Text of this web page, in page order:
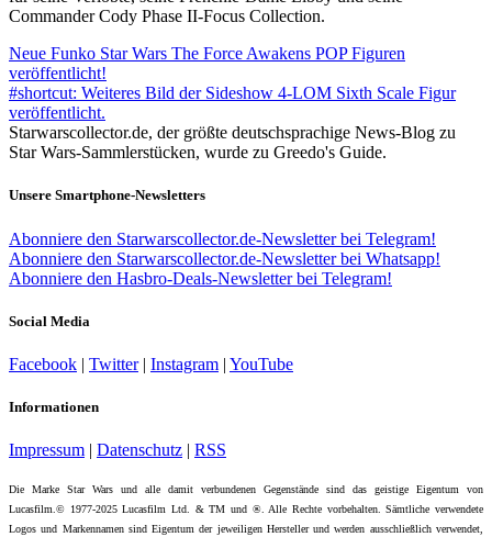
Commander Cody Phase II-Focus Collection.
Neue Funko Star Wars The Force Awakens POP Figuren
veröffentlicht!
#shortcut: Weiteres Bild der Sideshow 4-LOM Sixth Scale Figur
veröffentlicht.
Starwarscollector.de, der größte deutschsprachige News-Blog zu
Star Wars-Sammlerstücken, wurde zu Greedo's Guide.
Unsere Smartphone-Newsletters
Abonniere den Starwarscollector.de-Newsletter bei Telegram!
Abonniere den Starwarscollector.de-Newsletter bei Whatsapp!
Abonniere den Hasbro-Deals-Newsletter bei Telegram!
Social Media
Facebook | Twitter| Instagram | YouTube
Informationen
Impressum | Datenschutz | RSS
Die Marke Star Wars und alle damit verbundenen Gegenstände sind das geistige Eigentum von
Lucasfilm.© 1977-2025 Lucasfilm Ltd. & TM und ®. Alle Rechte vorbehalten. Sämtliche verwendete
Logos und Markennamen sind Eigentum der jeweiligen Hersteller und werden ausschließlich verwendet,